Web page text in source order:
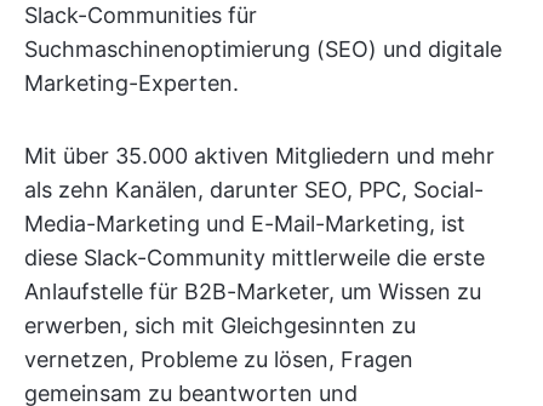
Slack-Communities für
Suchmaschinenoptimierung (SEO) und digitale
Marketing-Experten.
Mit über 35.000 aktiven Mitgliedern und mehr
als zehn Kanälen, darunter SEO, PPC, Social-
Media-Marketing und E-Mail-Marketing, ist
diese Slack-Community mittlerweile die erste
Anlaufstelle für B2B-Marketer, um Wissen zu
erwerben, sich mit Gleichgesinnten zu
vernetzen, Probleme zu lösen, Fragen
gemeinsam zu beantworten und